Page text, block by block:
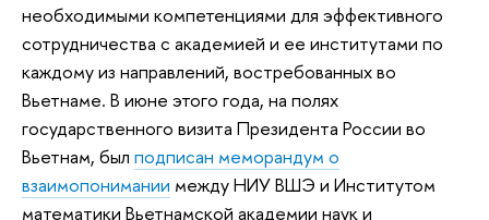
необходимыми компетенциями для эффективного
сотрудничества с академией и ее институтами по
каждому из направлений, востребованных во
Вьетнаме. В июне этого года, на полях
государственного визита Президента России во
Вьетнам, был подписан меморандум о
взаимопонимании между НИУ ВШЭ и Институтом
математики Вьетнамской академии наук и